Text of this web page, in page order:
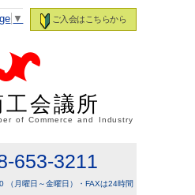
ご入会はこちらから
▼
会議所
of Commerce and Industry
653-3211
（月曜日～金曜日）・FAXは24時間